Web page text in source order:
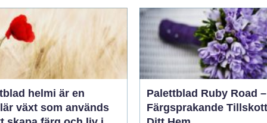
helmi är en
växt som används
Palettblad Ruby Road
Färgsprakande